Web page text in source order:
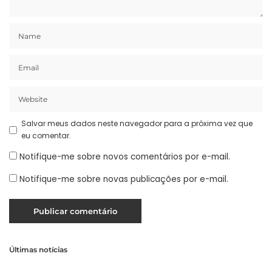
Salvar meus dados neste navegador para a próxima vez que
eu comentar.
Notifique-me sobre novos comentários por e-mail.
Notifique-me sobre novas publicações por e-mail.
Últimas notícias